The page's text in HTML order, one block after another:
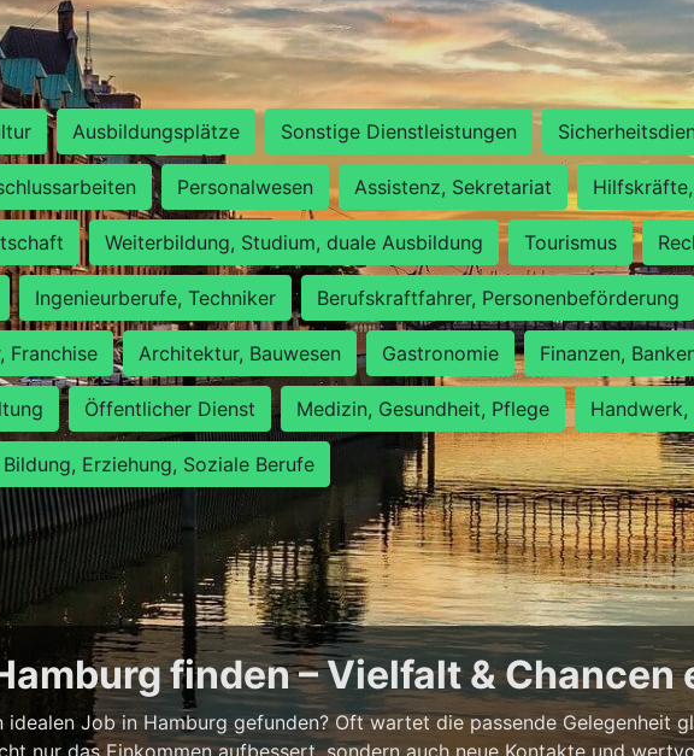
Ausbildungsplätze Sonstige Dienstleistungen
Personalwesen Assistenz, Sekretariat
Weiterbildung, Studium, duale Ausbildung Tourismus
Ingenieurberufe, Techniker Berufskraftfahrer, Personenbeförderung
Franchise Architektur, Bauwesen Gastronomie Finanzen,
Öffentlicher Dienst Medizin, Gesundheit, Pflege
Bildung, Erziehung, Soziale Berufe
finden – Vielfalt & Chancen
Job in Hamburg gefunden? Oft wartet die passende Gelegenheit